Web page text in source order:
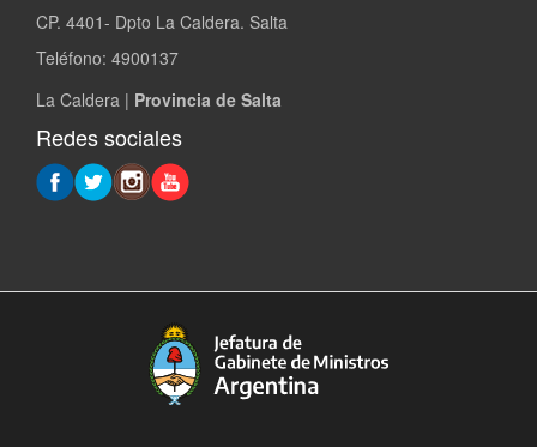
CP. 4401- Dpto La Caldera. Salta
Teléfono: 4900137
La Caldera | Provincia de Salta
Redes sociales